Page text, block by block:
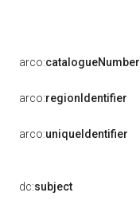
arco:catalogueNumber
arco:regionIdentifier
arco:uniqueIdentifier
dc:subject